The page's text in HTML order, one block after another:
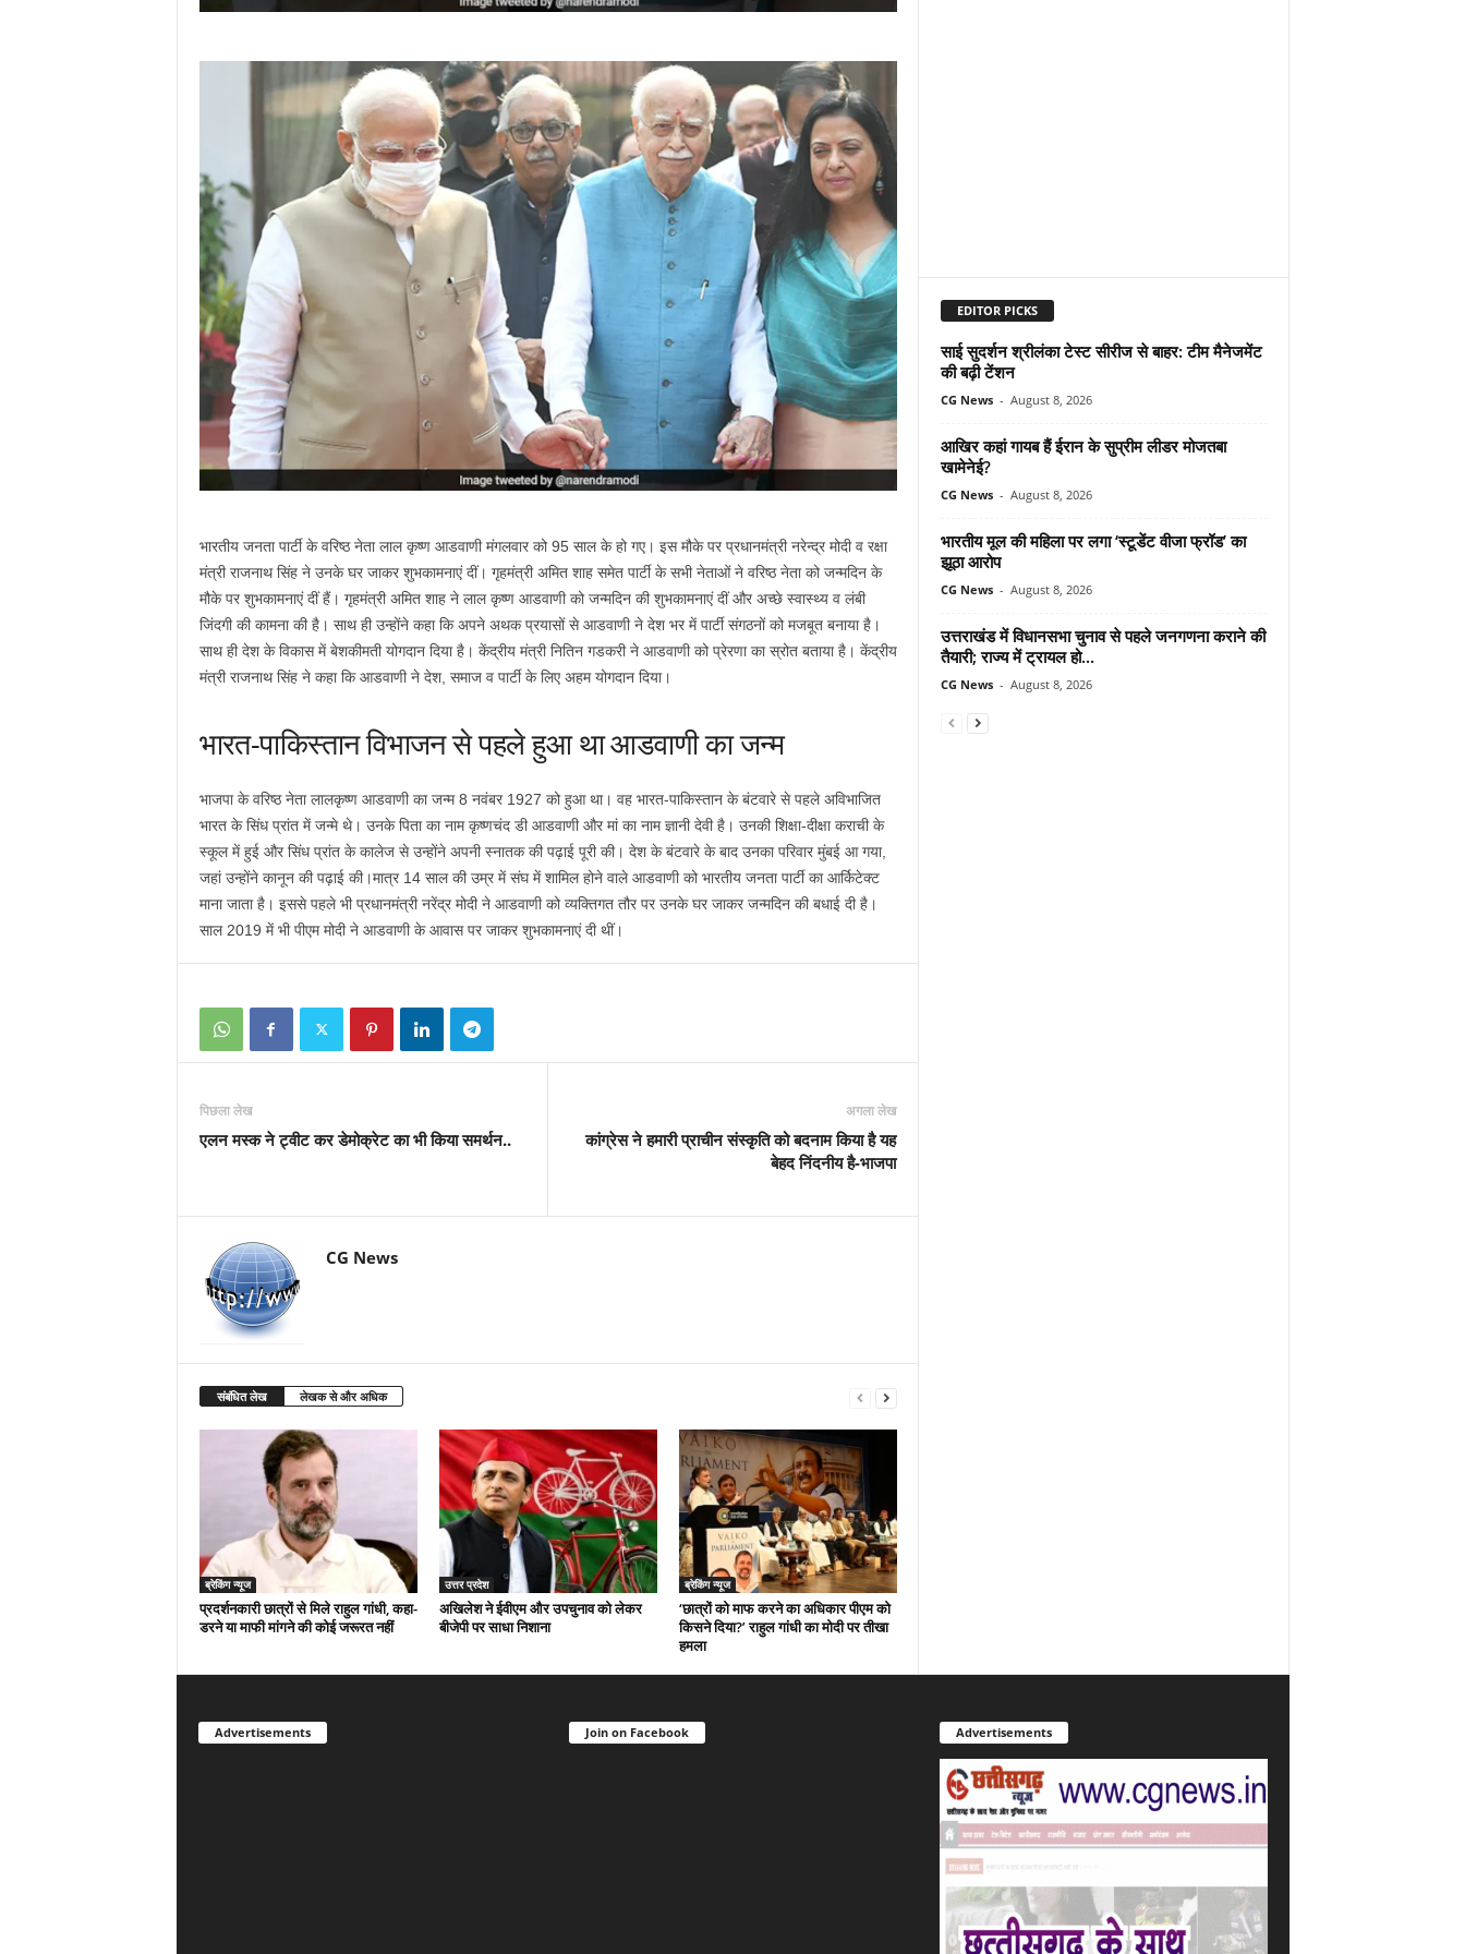
भारतीय जनता पार्टी के वरिष्ठ नेता लाल कृष्ण आडवाणी मंगलवार को 95 साल के हो गए। इस मौके पर प्रधानमंत्री नरेन्द्र मोदी व रक्षा
मंत्री राजनाथ सिंह ने उनके घर जाकर शुभकामनाएं दीं। गृहमंत्री अमित शाह समेत पार्टी के सभी नेताओं ने वरिष्ठ नेता को जन्मदिन के
मौके पर शुभकामनाएं दीं हैं। गृहमंत्री अमित शाह ने लाल कृष्ण आडवाणी को जन्मदिन की शुभकामनाएं दीं और अच्छे स्वास्थ्य व लंबी
जिंदगी की कामना की है। साथ ही उन्होंने कहा कि अपने अथक प्रयासों से आडवाणी ने देश भर में पार्टी संगठनों को मजबूत बनाया है।
साथ ही देश के विकास में बेशकीमती योगदान दिया है। केंद्रीय मंत्री नितिन गडकरी ने आडवाणी को प्रेरणा का स्रोत बताया है। केंद्रीय
मंत्री राजनाथ सिंह ने कहा कि आडवाणी ने देश, समाज व पार्टी के लिए अहम योगदान दिया।
भारत-पाकिस्तान विभाजन से पहले हुआ था आडवाणी का जन्म
भाजपा के वरिष्ठ नेता लालकृष्ण आडवाणी का जन्म 8 नवंबर 1927 को हुआ था। वह भारत-पाकिस्तान के बंटवारे से पहले अविभाजित
भारत के सिंध प्रांत में जन्मे थे। उनके पिता का नाम कृष्णचंद डी आडवाणी और मां का नाम ज्ञानी देवी है। उनकी शिक्षा-दीक्षा कराची के
स्कूल में हुई और सिंध प्रांत के कालेज से उन्होंने अपनी स्नातक की पढ़ाई पूरी की। देश के बंटवारे के बाद उनका परिवार मुंबई आ गया,
जहां उन्होंने कानून की पढ़ाई की।मात्र 14 साल की उम्र में संघ में शामिल होने वाले आडवाणी को भारतीय जनता पार्टी का आर्किटेक्ट
माना जाता है। इससे पहले भी प्रधानमंत्री नरेंद्र मोदी ने आडवाणी को व्यक्तिगत तौर पर उनके घर जाकर जन्मदिन की बधाई दी है।
साल 2019 में भी पीएम मोदी ने आडवाणी के आवास पर जाकर शुभकामनाएं दी थीं।
पिछला लेख
एलन मस्क ने ट्वीट कर डेमोक्रेट का भी किया समर्थन..
अगला लेख
कांग्रेस ने हमारी प्राचीन संस्कृति को बदनाम किया है यह
बेहद निंदनीय है-भाजपा
CG News
संबंधित लेख लेखक से और अधिक
ब्रेकिंग न्यूज
प्रदर्शनकारी छात्रों से मिले राहुल गांधी, कहा-
डरने या माफी मांगने की कोई जरूरत नहीं
उत्तर प्रदेश
अखिलेश ने ईवीएम और उपचुनाव को लेकर
बीजेपी पर साधा निशाना
ब्रेकिंग न्यूज
‘छात्रों को माफ करने का अधिकार पीएम को
किसने दिया?’ राहुल गांधी का मोदी पर तीखा
हमला
EDITOR PICKS
साई सुदर्शन श्रीलंका टेस्ट सीरीज से बाहर: टीम मैनेजमेंट
की बढ़ी टेंशन
CG News - August 8, 2026
आखिर कहां गायब हैं ईरान के सुप्रीम लीडर मोजतबा
खामेनेई?
CG News - August 8, 2026
भारतीय मूल की महिला पर लगा ‘स्टूडेंट वीजा फ्रॉड’ का
झूठा आरोप
CG News - August 8, 2026
उत्तराखंड में विधानसभा चुनाव से पहले जनगणना कराने की
तैयारी; राज्य में ट्रायल हो...
CG News - August 8, 2026
Advertisements Join on Facebook Advertisements